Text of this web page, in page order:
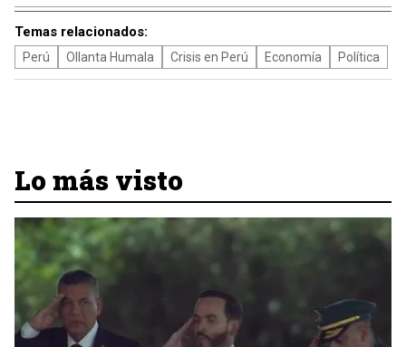
Temas relacionados:
Perú Ollanta Humala Crisis en Perú Economía Política
Lo más visto